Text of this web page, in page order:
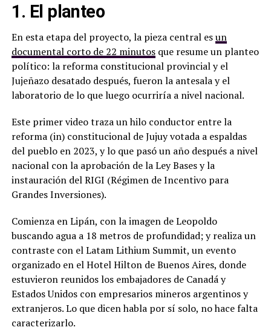
1. El planteo
En esta etapa del proyecto, la pieza central esun
documental corto de 22 minutosque resume un planteo
político: la reforma constitucional provincial y el
Jujeñazo desatado después, fueron la antesala y el
laboratorio de lo que luego ocurriría a nivel nacional.
Este primer video traza un hilo conductor entre la
reforma (in) constitucional de Jujuy votada a espaldas
del pueblo en 2023, y lo que pasó un año después a nivel
nacional con la aprobación de la Ley Bases y la
instauración del RIGI (Régimen de Incentivo para
Grandes Inversiones).
Comienza en Lipán, con la imagen de Leopoldo
buscando agua a 18 metros de profundidad; y realiza un
contraste con el Latam Lithium Summit, un evento
organizado en el Hotel Hilton de Buenos Aires, donde
estuvieron reunidos los embajadores de Canadá y
Estados Unidos con empresarios mineros argentinos y
extranjeros. Lo que dicen habla por sí solo, no hace falta
caracterizarlo.